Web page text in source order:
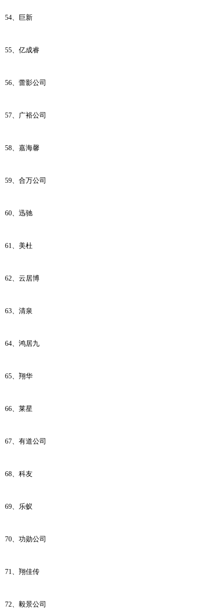
54、巨新
55、亿成睿
56、蕾影公司
57、广裕公司
58、嘉海馨
59、合万公司
60、迅驰
61、美杜
62、云居博
63、清泉
64、鸿居九
65、翔华
66、莱星
67、有道公司
68、科友
69、乐蚁
70、功勋公司
71、翔佳传
72、毅景公司